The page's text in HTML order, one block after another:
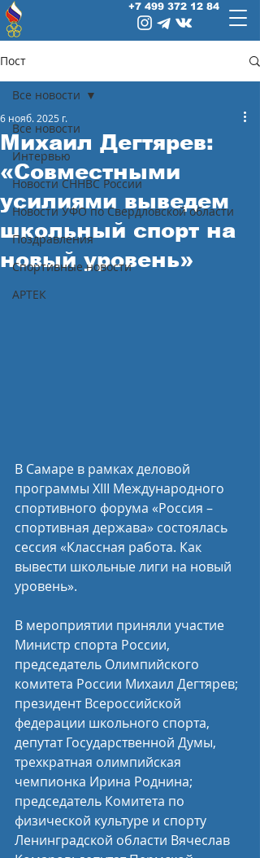
+7 499 372 12 84
Пост
Все новости
Интервью
Новости СННВС России
Новости УФО по Свердловской области
Поздравления
Спортивные новости
АРТЕК
Все новости
Михаил Дегтярев:
«Совместными
усилиями выведем
школьный спорт на
новый уровень»
6 нояб. 2025 г.
В Самаре в рамках деловой
программы XIII Международного
спортивного форума «Россия –
спортивная держава» состоялась
сессия «Классная работа. Как
вывести школьные лиги на новый
уровень».
В мероприятии приняли участие
Министр спорта России,
председатель Олимпийского
комитета России Михаил Дегтярев;
президент Всероссийской
федерации школьного спорта,
депутат Государственной Думы,
трехкратная олимпийская
чемпионка Ирина Роднина;
председатель Комитета по
физической культуре и спорту
Ленинградской области Вячеслав